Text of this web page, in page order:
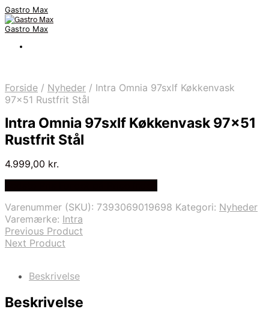
Gastro Max
Gastro Max
Forside / Nyheder / Intra Omnia 97sxlf Køkkenvask
97×51 Rustfrit Stål
Intra Omnia 97sxlf Køkkenvask 97×51
Rustfrit Stål
4.999,00 kr.
Varenummer (SKU): 7393069019698 Kategori: Nyheder
Varemærke: Intra
Previous Product
Next Product
Beskrivelse
Beskrivelse